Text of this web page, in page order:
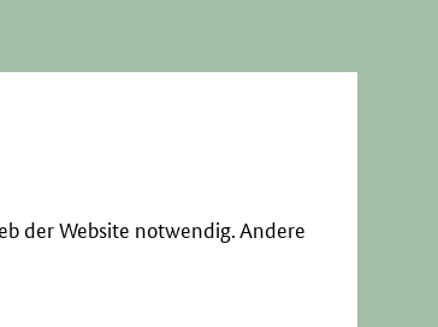
der Website notwendig. Andere